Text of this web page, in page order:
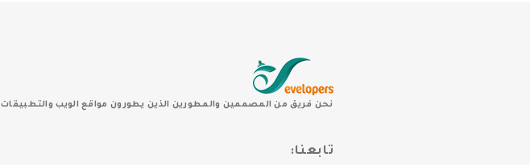
نحن فريق من المصممين والمطورين الذين يطورون مواقع الويب والتطبيقات
تابعنا: